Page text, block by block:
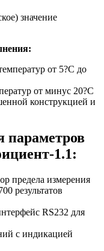
значение
от 5?C до
от минус 20?C
конструкцией и
параметров
1.1:
предела измерения
результатов
RS232 для
с индикацией